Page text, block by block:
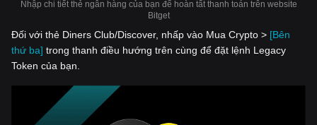
Nhập chi tiết thẻ ngân hàng của bạn để hoàn tất thanh toán trên website
Bitget
Đối với thẻ Diners Club/Discover, nhấp vào Mua Crypto > [Bên
thứ ba] trong thanh điều hướng trên cùng để đặt lệnh Legacy
Token của bạn.